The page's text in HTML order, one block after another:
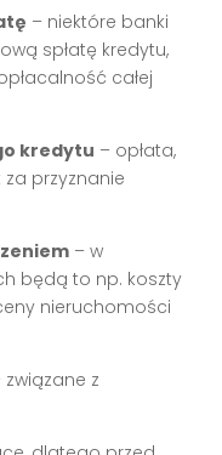
– niektóre banki
spłatę kredytu,
całej
kredytu – opłata,
przyznanie
– w
będą to np. koszty
nieruchomości
związane z